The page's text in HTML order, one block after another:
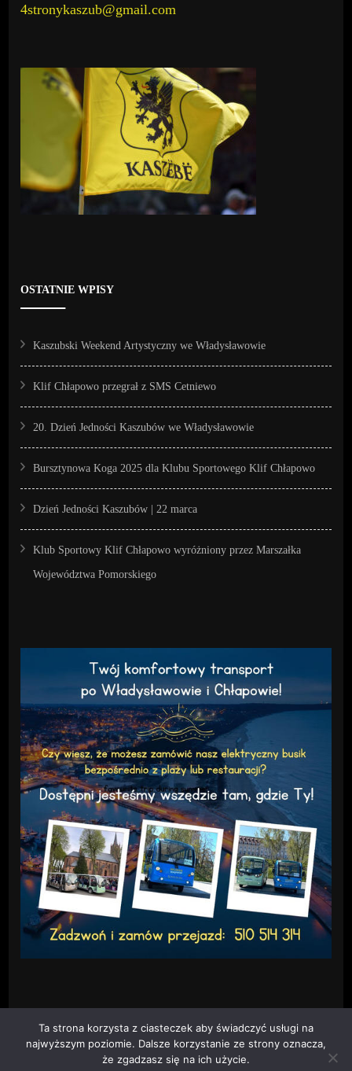
4stronykaszub@gmail.com
OSTATNIE WPISY
Kaszubski Weekend Artystyczny we Władysławowie
Klif Chłapowo przegrał z SMS Cetniewo
20. Dzień Jedności Kaszubów we Władysławowie
Bursztynowa Koga 2025 dla Klubu Sportowego Klif Chłapowo
Dzień Jedności Kaszubów | 22 marca
Klub Sportowy Klif Chłapowo wyróżniony przez Marszałka
Województwa Pomorskiego
Ta strona korzysta z ciasteczek aby świadczyć usługi na
najwyższym poziomie. Dalsze korzystanie ze strony oznacza,
że zgadzasz się na ich użycie.